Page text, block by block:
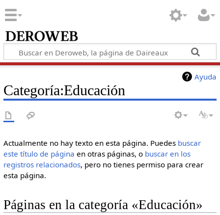
Ayuda
Categoría:Educación
Actualmente no hay texto en esta página. Puedes buscar
este título de página en otras páginas, o buscar en los
registros relacionados, pero no tienes permiso para crear
esta página.
Páginas en la categoría «Educación»